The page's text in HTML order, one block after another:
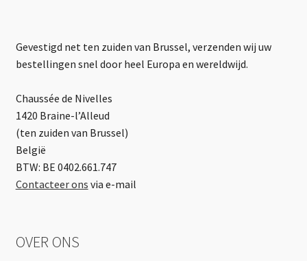
Gevestigd net ten zuiden van Brussel, verzenden wij uw
bestellingen snel door heel Europa en wereldwijd.
Chaussée de Nivelles
1420 Braine-l’Alleud
(ten zuiden van Brussel)
België
BTW: BE 0402.661.747
Contacteer ons via e-mail
OVER ONS